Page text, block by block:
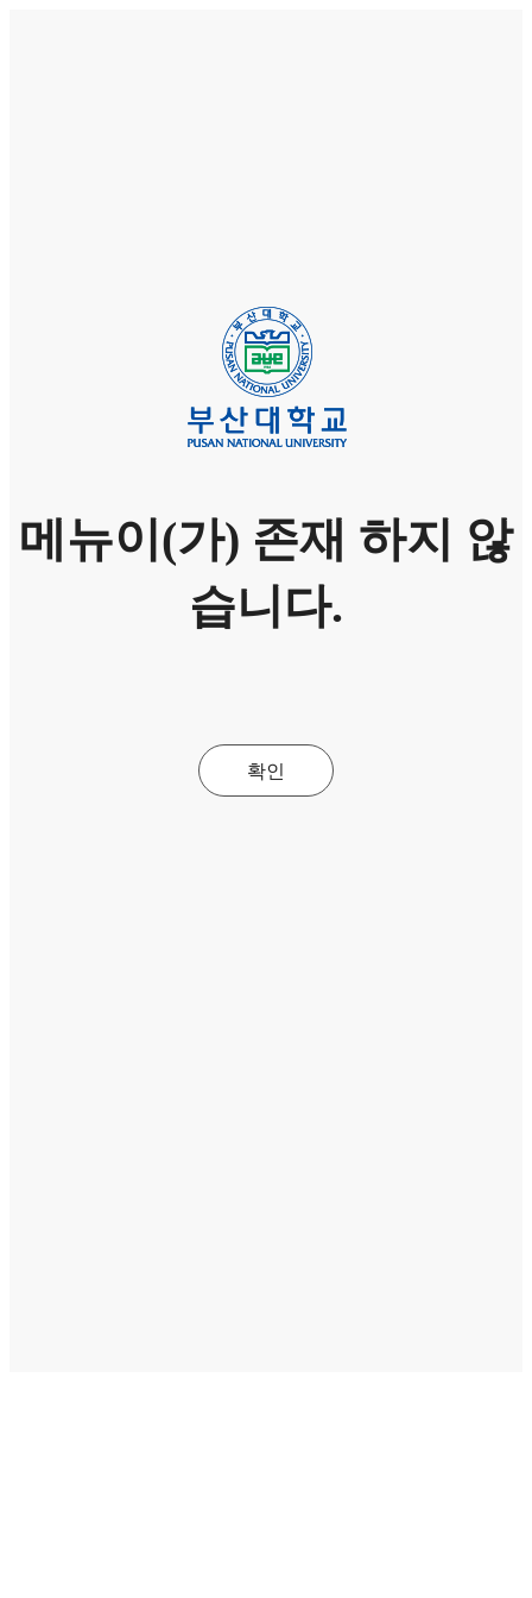
메뉴이(가) 존재 하지 않
습니다.